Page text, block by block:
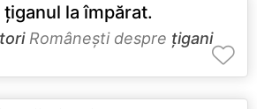
la împărat.
Româneşti despre țigani